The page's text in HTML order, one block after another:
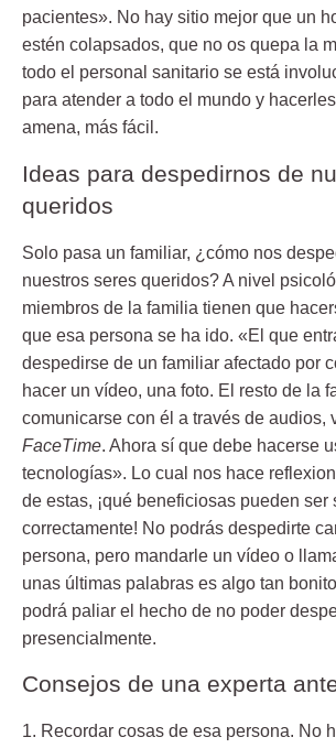
pacientes». No hay sitio mejor que un
estén colapsados, que no os quepa la
todo el personal sanitario se está
para atender a todo el mundo y
amena, más fácil.
Ideas para despedirnos de
queridos
Solo pasa un familiar, ¿cómo nos
nuestros seres queridos? A nivel
miembros de la familia tienen que
que esa persona se ha ido. «El que
despedirse de un familiar afectado por
hacer un vídeo, una foto. El resto de la
comunicarse con él a través de audios,
FaceTime. Ahora sí que debe hacerse
tecnologías». Lo cual nos hace
de estas, ¡qué beneficiosas pueden ser
correctamente! No podrás despedirte
persona, pero mandarle un vídeo o
unas últimas palabras es algo tan
podrá paliar el hecho de no poder
presencialmente.
Consejos de una experta
1. Recordar cosas de esa persona. No